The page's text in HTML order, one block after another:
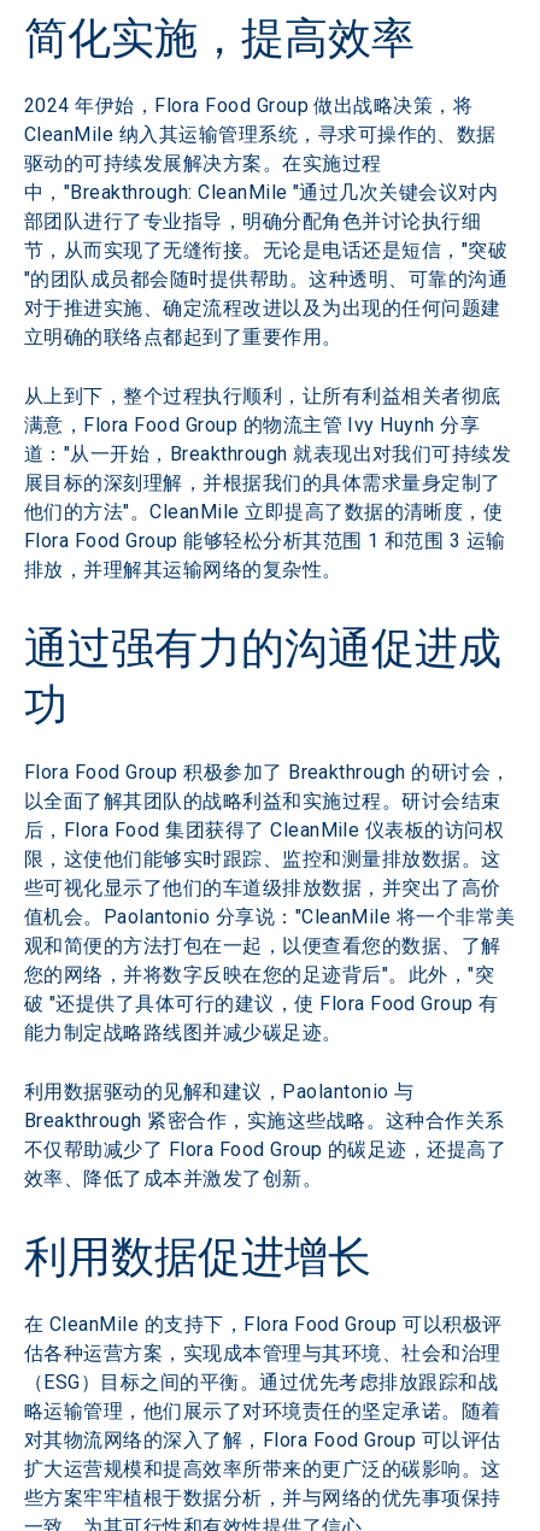
简化实施，提高效率
2024 年伊始，Flora Food Group 做出战略决策，将
CleanMile 纳入其运输管理系统，寻求可操作的、数据
驱动的可持续发展解决方案。在实施过程
中，"Breakthrough: CleanMile "通过几次关键会议对内
部团队进行了专业指导，明确分配角色并讨论执行细
节，从而实现了无缝衔接。无论是电话还是短信，"突破
"的团队成员都会随时提供帮助。这种透明、可靠的沟通
对于推进实施、确定流程改进以及为出现的任何问题建
立明确的联络点都起到了重要作用。
从上到下，整个过程执行顺利，让所有利益相关者彻底
满意，Flora Food Group 的物流主管 Ivy Huynh 分享
道："从一开始，Breakthrough 就表现出对我们可持续发
展目标的深刻理解，并根据我们的具体需求量身定制了
他们的方法"。CleanMile 立即提高了数据的清晰度，使
Flora Food Group 能够轻松分析其范围 1 和范围 3 运输
排放，并理解其运输网络的复杂性。
通过强有力的沟通促进成
功
Flora Food Group 积极参加了 Breakthrough 的研讨会，
以全面了解其团队的战略利益和实施过程。研讨会结束
后，Flora Food 集团获得了 CleanMile 仪表板的访问权
限，这使他们能够实时跟踪、监控和测量排放数据。这
些可视化显示了他们的车道级排放数据，并突出了高价
值机会。Paolantonio 分享说："CleanMile 将一个非常美
观和简便的方法打包在一起，以便查看您的数据、了解
您的网络，并将数字反映在您的足迹背后"。此外，"突
破 "还提供了具体可行的建议，使 Flora Food Group 有
能力制定战略路线图并减少碳足迹。
利用数据驱动的见解和建议，Paolantonio 与
Breakthrough 紧密合作，实施这些战略。这种合作关系
不仅帮助减少了 Flora Food Group 的碳足迹，还提高了
效率、降低了成本并激发了创新。
利用数据促进增长
在 CleanMile 的支持下，Flora Food Group 可以积极评
估各种运营方案，实现成本管理与其环境、社会和治理
（ESG）目标之间的平衡。通过优先考虑排放跟踪和战
略运输管理，他们展示了对环境责任的坚定承诺。随着
对其物流网络的深入了解，Flora Food Group 可以评估
扩大运营规模和提高效率所带来的更广泛的碳影响。这
些方案牢牢植根于数据分析，并与网络的优先事项保持